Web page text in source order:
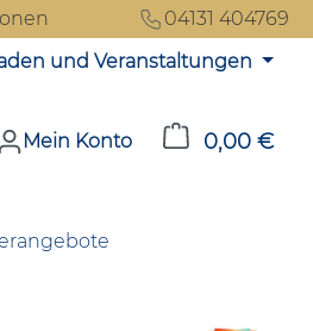
04131 404769
und Veranstaltungen
0 Produkte auf dem
Mein Konto 0,00 €